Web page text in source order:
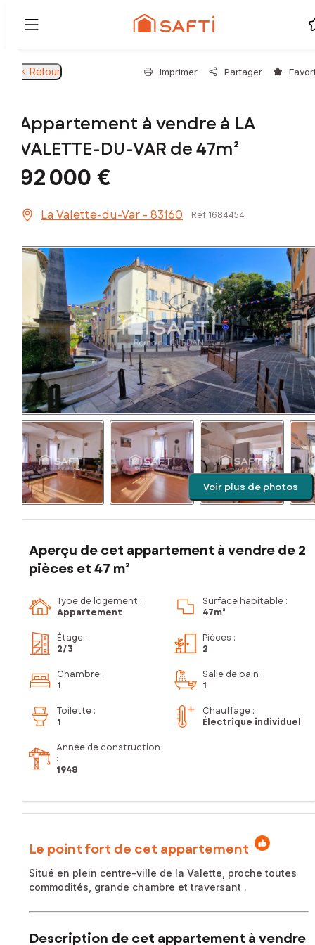
Retour Imprimer Partager
Appartement à vendre à LA
VALETTE-DU-VAR de 47m²
92 000 €
La Valette-du-Var - 83160 Réf 1684454
Voir plus de photos
Aperçu de cet appartement à vendre de 2
pièces et 47 m²
Type de logement :
Appartement
Surface habitable :
47m²
Étage :
2/3
Pièces :
2
Chambre :
1
Salle de bain :
1
Toilette :
1
Chauffage :
Électrique individuel
Année de construction
:
1948
Le point fort de cet appartement
Situé en plein centre-ville de la Valette, proche toutes
commodités, grande chambre et traversant .
Description de cet appartement à vendre